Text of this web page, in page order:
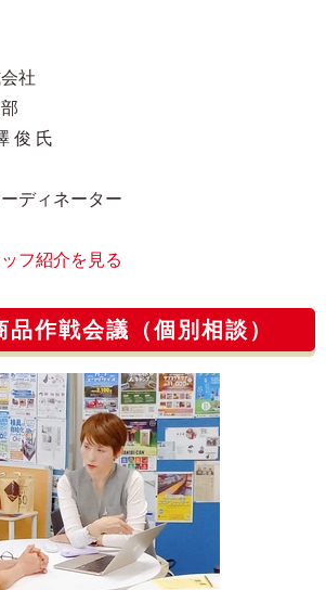
会社
俊 氏
ディネーター
フ紹介を見る
作戦会議（個別相談）